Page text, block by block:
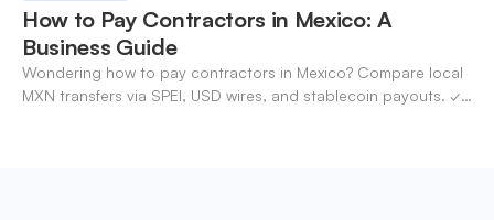
How to Pay Contractors in Mexico: A
Business Guide
Wondering how to pay contractors in Mexico? Compare local
MXN transfers via SPEI, USD wires, and stablecoin payouts. ✓